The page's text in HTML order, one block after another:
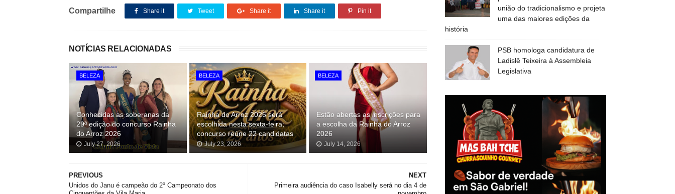
Compartilhe Share it Tweet Share it Share it Pin it
NOTÍCIAS RELACIONADAS
BELEZA
Conhecidas as soberanas da
29ª edição do concurso Rainha
do Arroz 2026
July 27, 2026
BELEZA
Rainha do Arroz 2026 será
escolhida nesta sexta-feira;
concurso reúne 22 candidatas
July 23, 2026
BELEZA
Estão abertas as inscrições para
a escolha da Rainha do Arroz
2026
July 14, 2026
NEXT
Primeira audiência do caso Isabelly será no dia 4 de
PREVIOUS
Unidos do Janu é campeão do 2º Campeonato dos
união do tradicionalismo e projeta
uma das maiores edições da
história
PSB homologa candidatura de
Ladislê Teixeira à Assembleia
Legislativa